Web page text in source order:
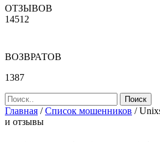
ОТЗЫВОВ
14512
ВОЗВРАТОВ
1387
Главная /Список мошенников /
и отзывы